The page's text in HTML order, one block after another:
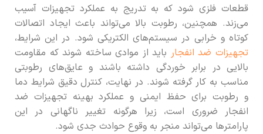
قطعات فلزی شود که به تدریج به عملکرد تجهیزات آسیب
می‌زند. همچنین، رطوبت بالا می‌تواند باعث ایجاد اتصالات
کوتاه و خرابی در سیستم‌های الکتریکی شود. در این شرایط،
تجهیزات ضد انفجار باید از موادی ساخته شوند که مقاومت
بالایی در برابر خوردگی داشته باشند و عایق‌های رطوبتی
مناسب به کار گرفته شوند. در نهایت، کنترل دقیق شرایط دما
و رطوبت برای حفظ ایمنی و عملکرد بهینه تجهیزات ضد
انفجار ضروری است، زیرا هرگونه تغییر ناگهانی در این
پارامترها می‌تواند منجر به وقوع حوادث جدی شود.